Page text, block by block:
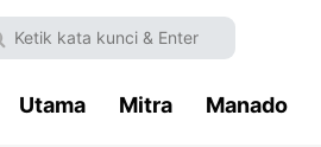
Utama Mitra Manado